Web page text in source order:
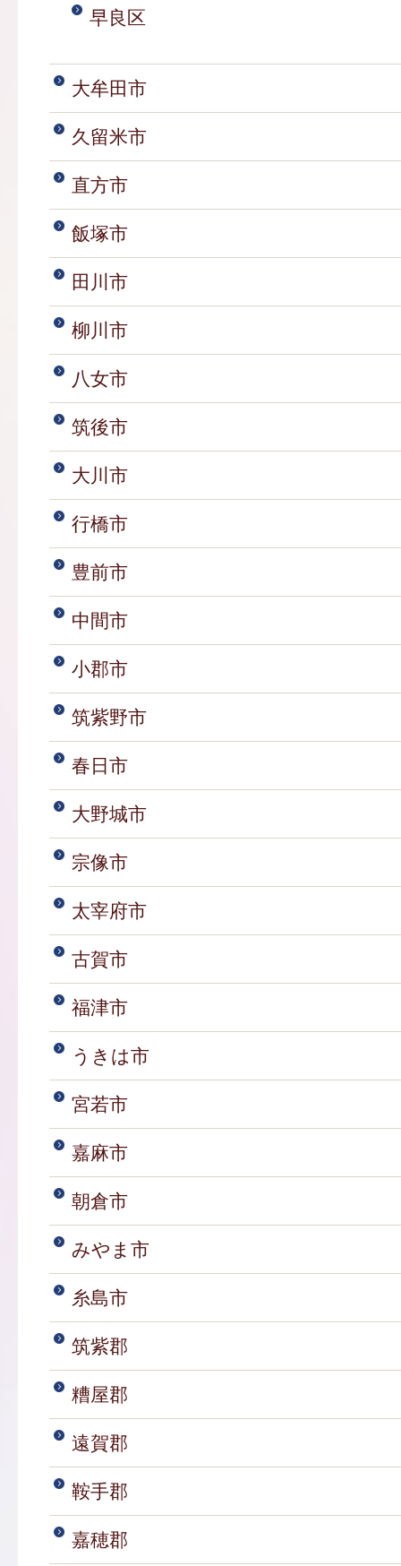
早良区
大牟田市
久留米市
直方市
飯塚市
田川市
柳川市
八女市
筑後市
大川市
行橋市
豊前市
中間市
小郡市
筑紫野市
春日市
大野城市
宗像市
太宰府市
古賀市
福津市
うきは市
宮若市
嘉麻市
朝倉市
みやま市
糸島市
筑紫郡
糟屋郡
遠賀郡
鞍手郡
嘉穂郡